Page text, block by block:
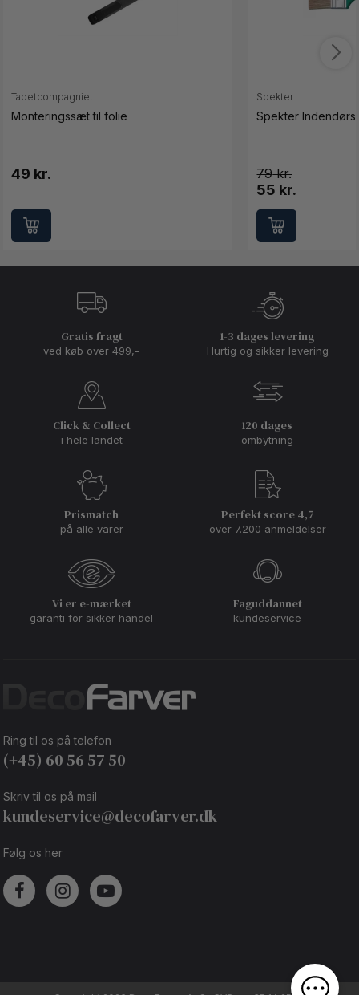
Tapetcompagniet
Monteringssæt til folie
49 kr.
Spekter
Spekter
79
55 kr.
Gratis fragt
ved køb over 499,-
1-3 dages levering
Hurtig og sikker levering
Click & Collect
i hele landet
120 dages
ombytning
Prismatch
på alle varer
Perfekt score 4,7
over 7.200 anmeldelser
Vi er e-mærket
garanti for sikker handel
Faguddannet
kundeservice
Ring til os på telefon
(+45) 60 56 57 50
Skriv til os på mail
kundeservice@decofarver.dk
Følg os her